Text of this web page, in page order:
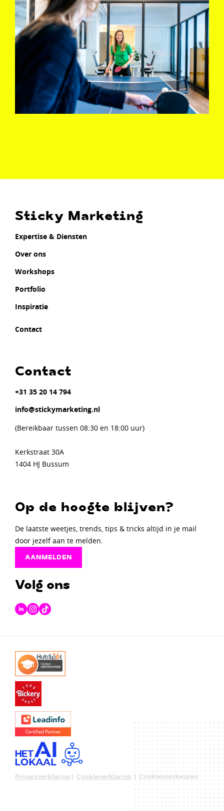
Sticky Marketing
Expertise & Diensten
Over ons
Workshops
Portfolio
Inspiratie
Contact
Contact
+31 35 20 14 794
info@stickymarketing.nl
(Bereikbaar tussen 08:30 en 18:00 uur)
Kerkstraat 30A
1404 HJ Bussum
Op de hoogte blijven?
De laatste weetjes, trends, tips & tricks altijd in je mail
door jezelf aan te melden.
AANMELDEN
Volg ons
Privacyverklaring Cookieverklaring Cookievoorkeuren